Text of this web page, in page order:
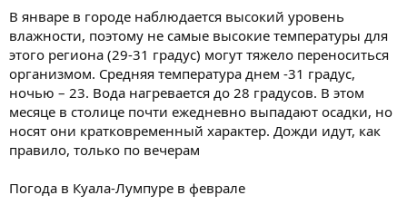
В январе в городе наблюдается высокий уровень
влажности, поэтому не самые высокие температуры для
этого региона (29-31 градус) могут тяжело переноситься
организмом. Средняя температура днем -31 градус,
ночью – 23. Вода нагревается до 28 градусов. В этом
месяце в столице почти ежедневно выпадают осадки, но
носят они кратковременный характер. Дожди идут, как
правило, только по вечерам
Погода в Куала-Лумпуре в феврале